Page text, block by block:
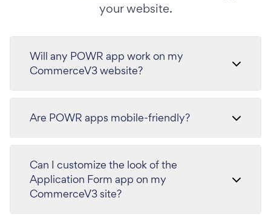
your website.
Will any POWR app work on my
CommerceV3 website?
Are POWR apps mobile-friendly?
Can I customize the look of the
Application Form app on my
CommerceV3 site?